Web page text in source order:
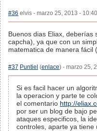
#36 elvis - marzo 25, 2013 -
Buenos dias Eliax, deberías
capcha), ya que con un
matematica de manera fácil
#37 Puntiel (enlace) - marzo 25,
Si es facil hacer un
la operacion y parte te
el comentario http://
por ser un blog de bajo
ataques especificos, la
controles, aparte ya tiene